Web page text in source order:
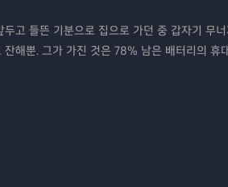
고 들뜬 기분으로 집으로 가던 중 갑자기 무
해뿐. 그가 가진 것은 78% 남은 배터리의 휴